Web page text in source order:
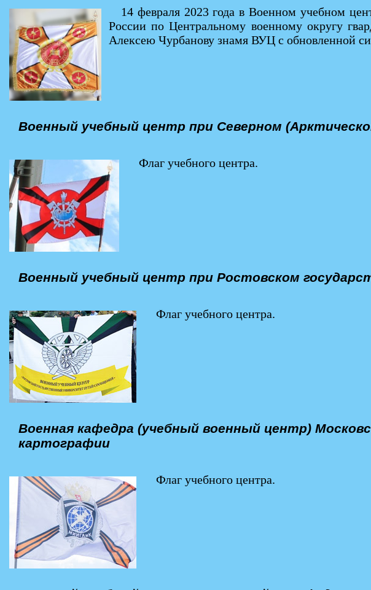
14 февраля 2023 года в Военном учебном
России по Центральному военному округу
Алексею Чурбанову знамя ВУЦ с обновленной
Военный учебный центр при Северном
Флаг учебного центра.
Военный учебный центр при Ростовском
Флаг учебного центра.
Военная кафедра (учебный военный центр)
картографии
Флаг учебного центра.